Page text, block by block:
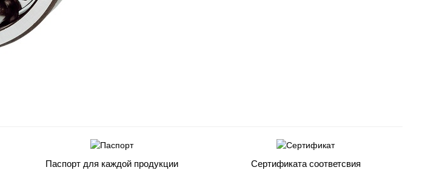
Паспорт для каждой продукции Сертификата соответсвия